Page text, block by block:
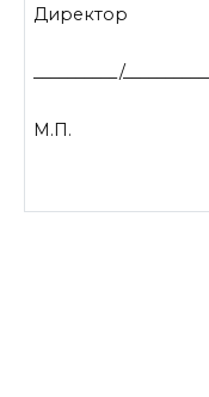
Директор
__________/
М.П.